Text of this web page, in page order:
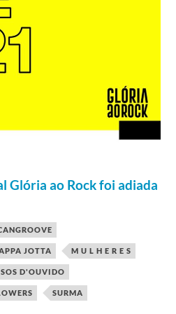
Glória ao Rock foi adiada
JOTTA M U L H E R E S
D'OUVIDO
SURMA